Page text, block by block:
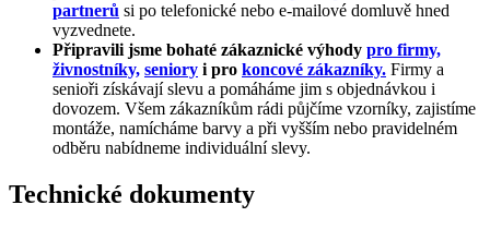
partnerů si po telefonické nebo e-mailové domluvě hned
vyzvednete.
Připravili jsme bohaté zákaznické výhody pro firmy,
živnostníky, seniory i pro koncové zákazníky. Firmy a
senioři získávají slevu a pomáháme jim s objednávkou i
dovozem. Všem zákazníkům rádi půjčíme vzorníky, zajistíme
montáže, namícháme barvy a při vyšším nebo pravidelném
odběru nabídneme individuální slevy.
Technické dokumenty